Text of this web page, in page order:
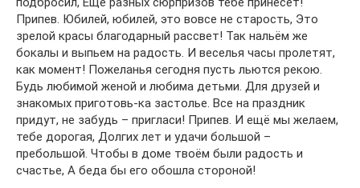
Припев. Юбилей, юбилей, это вовсе не старость, Это
зрелой красы благодарный рассвет! Так нальём же
бокалы и выпьем на радость. И веселья часы пролетят,
как момент! Пожеланья сегодня пусть льются рекою.
Будь любимой женой и любима детьми. Для друзей и
знакомых приготовь-ка застолье. Все на праздник
придут, не забудь – пригласи! Припев. И ещё мы желаем,
тебе дорогая, Долгих лет и удачи большой –
пребольшой. Чтобы в доме твоём были радость и
счастье, А беда бы его обошла стороной!